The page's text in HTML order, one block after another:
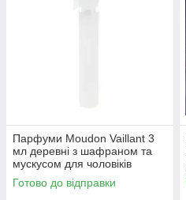
Парфуми Moudon Vaillant 3
мл деревні з шафраном та
мускусом для чоловіків
нішевий аромат мініатюра
Мудон
Готово до відправки